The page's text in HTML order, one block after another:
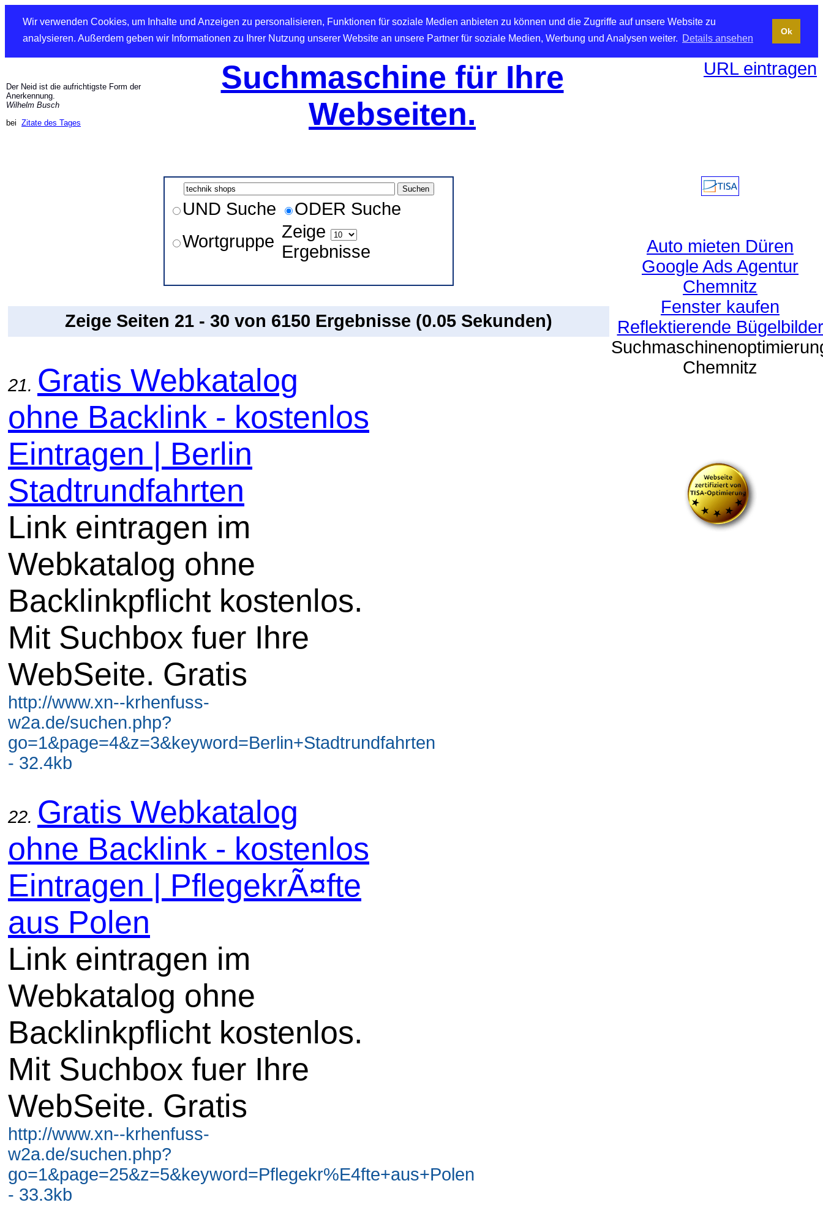
Wir verwenden Cookies, um Inhalte und Anzeigen zu personalisieren, Funktionen für soziale Medien anbieten zu können und die Zugriffe auf unsere Website zu
analysieren. Außerdem geben wir Informationen zu Ihrer Nutzung unserer Website an unsere Partner für soziale Medien, Werbung und Analysen weiter. Details ansehen
Ok
Der Neid ist die aufrichtigste Form der
Anerkennung.
Wilhelm Busch
bei Zitate des Tages
Suchmaschine für Ihre
Webseiten.
URL eintragen
UND Suche
ODER Suche
Wortgruppe Zeige
Ergebnisse
Zeige Seiten 21 - 30 von 6150 Ergebnisse (0.05 Sekunden)
21. Gratis Webkatalog
ohne Backlink - kostenlos
Eintragen | Berlin
Stadtrundfahrten
Link eintragen im
Webkatalog ohne
Backlinkpflicht kostenlos.
Mit Suchbox fuer Ihre
WebSeite. Gratis
http://www.xn--krhenfuss-
w2a.de/suchen.php?
go=1&page=4&z=3&keyword=Berlin+Stadtrundfahrten
- 32.4kb
22. Gratis Webkatalog
ohne Backlink - kostenlos
Eintragen | PflegekrÃ¤fte
aus Polen
Link eintragen im
Webkatalog ohne
Backlinkpflicht kostenlos.
Mit Suchbox fuer Ihre
WebSeite. Gratis
http://www.xn--krhenfuss-
w2a.de/suchen.php?
go=1&page=25&z=5&keyword=Pflegekr%E4fte+aus+Polen
- 33.3kb
Auto mieten Düren
Google Ads Agentur
Chemnitz
Fenster kaufen
Reflektierende Bügelbilder
Chemnitz